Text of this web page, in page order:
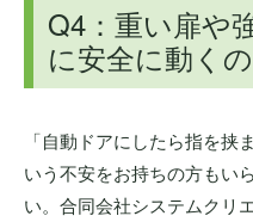
Q4：重い扉や
に安全に動く
「自動ドアにしたら指を挟
いう不安をお持ちの方もい
い。合同会社システムクリ